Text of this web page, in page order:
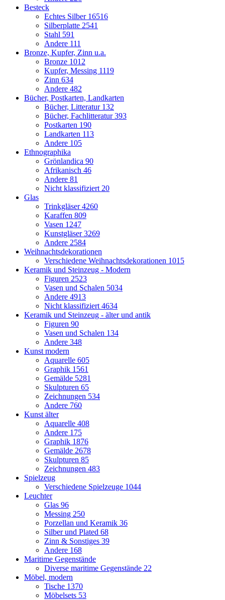
Besteck
Echtes Silber 16516
Silberplatte 2541
Stahl 591
Andere 111
Bronze, Kupfer, Zinn u.a.
Bronze 1012
Kupfer, Messing 1119
Zinn 634
Andere 482
Bücher, Postkarten, Landkarten
Bücher, Litteratur 132
Bücher, Fachlitteratur393
Postkarten 190
Landkarten 113
Andere 105
Ethnographika
Grönlandica 90
Afrikanisch 46
Andere 81
Nicht klassifiziert 20
Glas
Trinkgläser4260
Karaffen 809
Vasen 1247
Kunstgläser3269
Andere 2584
Weihnachtsdekorationen
Verschiedene Weihnachtsdekorationen 1015
Keramik und Steinzeug - Modern
Figuren 2523
Vasen und Schalen 5034
Andere 4913
Nicht klassifiziert 4634
Keramik und Steinzeug - älter und antik
Figuren 90
Vasen und Schalen 134
Andere 348
Kunst modern
Aquarelle 605
Graphik 1561
Gemälde 5281
Skulpturen 65
Zeichnungen 534
Andere 760
Kunst älter
Aquarelle 408
Andere 175
Graphik 1876
Gemälde 2678
Skulpturen 85
Zeichnungen 483
Spielzeug
Verschiedene Spielzeuge 1044
Leuchter
Glas 96
Messing 250
Porzellan und Keramik 36
Silber und Plated 68
Zinn & Sonstiges 39
Andere 168
Maritime Gegenstände
Diverse maritime Gegenstände 22
Möbel, modern
Tische 1370
Möbelsets 53